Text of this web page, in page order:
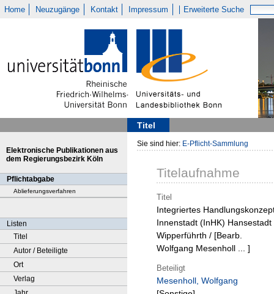
Home Neuzugänge Kontakt Impressum Erweiterte Suche
Titel
Elektronische Publikationen aus
dem Regierungsbezirk Köln
Pflichtabgabe
Ablieferungsverfahren
Listen
Titel
Autor / Beteiligte
Ort
Verlag
Sie sind hier: E-Pflicht-Sammlung
Titelaufnahme
Titel
Integriertes
Innenstadt (InHK) Hansestadt
Wipperführth / [Bearb.
Wolfgang Mesenholl ... ]
Beteiligt
Mesenholl, Wolfgang